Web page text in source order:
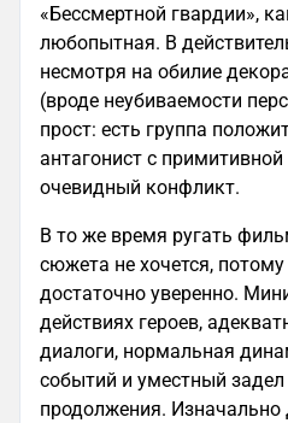
«Бессмертной гвардии»,
любопытная. В
несмотря на обилие
(вроде неубиваемости
прост: есть группа
антагонист с
очевидный конфликт.
В то же время ругать
сюжета не хочется,
достаточно уверенно.
действиях героев,
диалоги, нормальная
событий и уместный
продолжения.